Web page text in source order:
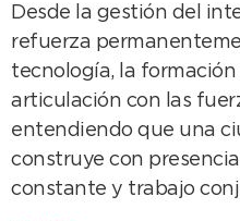
Desde la gestión del
refuerza
tecnología, la formación
articulación con las
entendiendo que una
construye con
constante y trabajo